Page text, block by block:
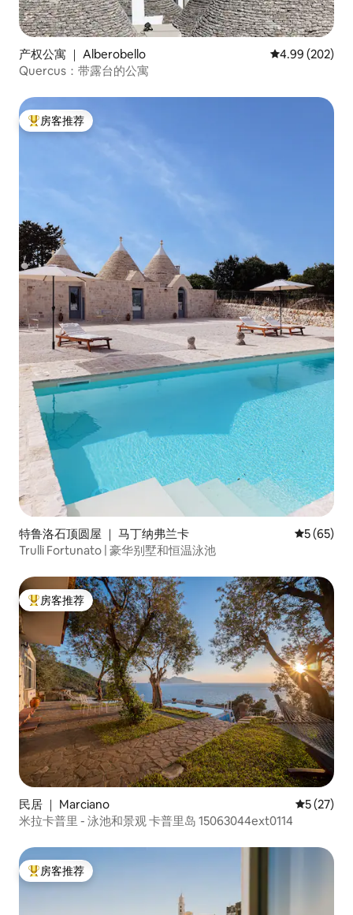
产权公寓 ｜ Alberobello 平均评分 4.99
4.99 (202)
Quercus：带露台的公寓
热门「房客推荐」
房客推荐
特鲁洛石顶圆屋 ｜ 马丁纳弗兰卡 平均评分
5 (65)
Trulli Fortunato | 豪华别墅和恒温泳池
热门「房客推荐」
房客推荐
民居 ｜ Marciano 平均评分
5 (27)
米拉卡普里 - 泳池和景观 卡普里岛 15063044ext0114
热门「房客推荐」
房客推荐